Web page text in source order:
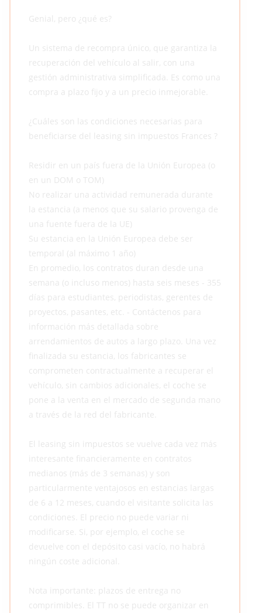
Genial, pero ¿qué es?
Un sistema de recompra único, que garantiza la
recuperación del vehículo al salir, con una
gestión administrativa simplificada. Es como una
compra a plazo fijo y a un precio inmejorable.
¿Cuáles son las condiciones necesarias para
beneficiarse del leasing sin impuestos Frances ?
Residir en un país fuera de la Unión Europea (o
en un DOM o TOM)
No realizar una actividad remunerada durante
la estancia (a menos que su salario provenga de
una fuente fuera de la UE)
Su estancia en la Unión Europea debe ser
temporal (al máximo 1 año)
En promedio, los contratos duran desde una
semana (o incluso menos) hasta seis meses - 355
días para estudiantes, periodistas, gerentes de
proyectos, pasantes, etc. - Contáctenos para
información más detallada sobre
arrendamientos de autos a largo plazo. Una vez
finalizada su estancia, los fabricantes se
comprometen contractualmente a recuperar el
vehículo, sin cambios adicionales, el coche se
pone a la venta en el mercado de segunda mano
a través de la red del fabricante.
El leasing sin impuestos se vuelve cada vez más
interesante financieramente en contratos
medianos (más de 3 semanas) y son
particularmente ventajosos en estancias largas
de 6 a 12 meses, cuando el visitante solicita las
condiciones. El precio no puede variar ni
modificarse. Si, por ejemplo, el coche se
devuelve con el depósito casi vacío, no habrá
ningún coste adicional.
Nota importante: plazos de entrega no
comprimibles. El TT no se puede organizar en